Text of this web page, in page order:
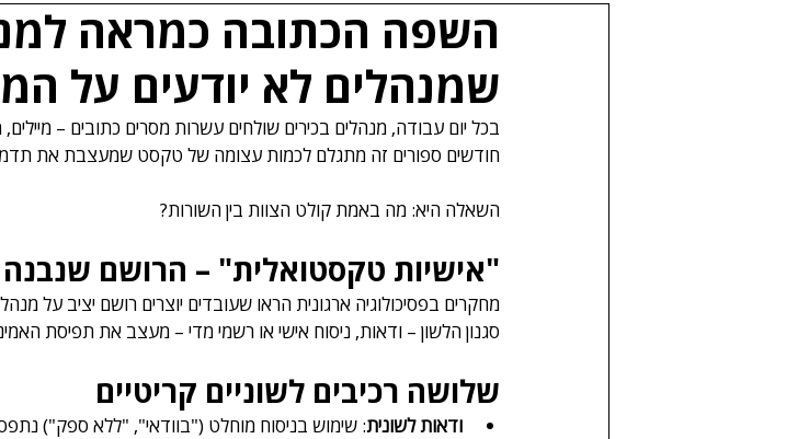
השפה הכתובה כמראה
שמנהלים לא יודעים על
בכל יום עבודה, מנהלים בכירים שולחים עשרות מסרים כתובים –
חודשים ספורים זה מתגלם לכמות עצומה של טקסט שמעצבת את
השאלה היא: מה באמת קולט הצוות בין השורות?
"אישיות טקסטואלית" – הרושם
מחקרים בפסיכולוגיה ארגונית הראו שעובדים יוצרים רושם יציב על
סגנון הלשון – ודאות, ניסוח אישי או רשמי מדי – מעצב את תפיסת
שלושה רכיבים לשוניים קריטיים
ודאות לשונית: שימוש בניסוח מוחלט ("בוודאי", "ללא ספק")